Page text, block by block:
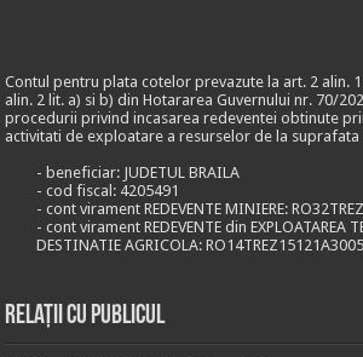
Contul pentru plata cotelor prevazute la art. 2 alin.
alin. 2 lit. a) si b) din Hotararea Guvernului nr. 70/
procedurii privind incasarea redeventei obtinute
activitati de exploatare a resurselor de la suprafata
- beneficiar: JUDETUL BRAILA
- cod fiscal: 4205491
- cont virament REDEVENTE MINIERE:
- cont virament REDEVENTE din EXPLOATAREA
DESTINATIE AGRICOLA:
Relații cu publicul